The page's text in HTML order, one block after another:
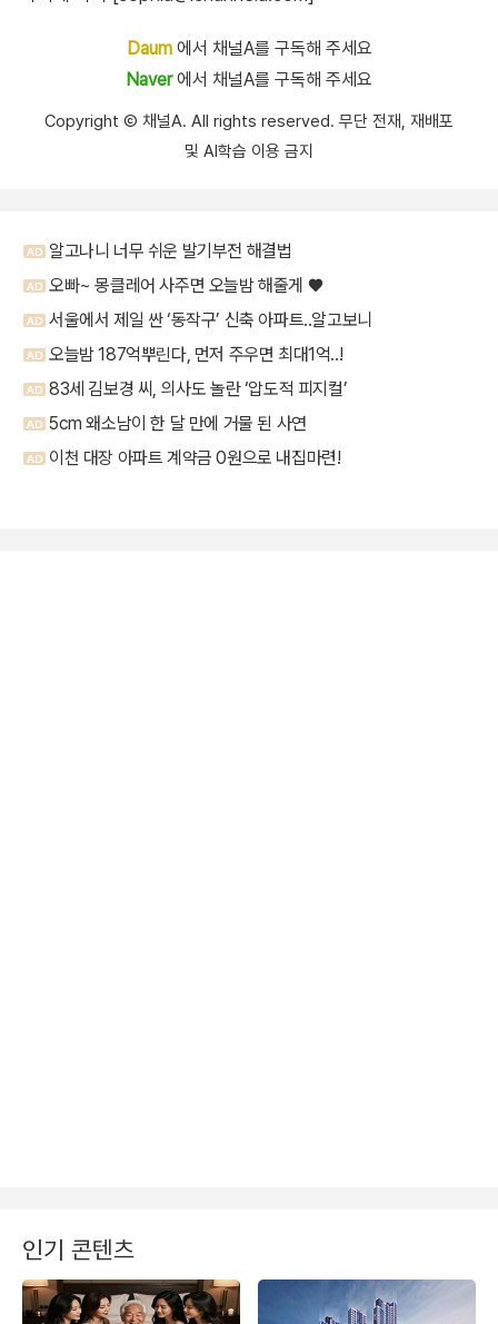
Daum에서 채널A를 구독해 주세요
Naver에서 채널A를 구독해 주세요
Copyright Ⓒ 채널A. All rights reserved. 무단 전재, 재배포
및 AI학습 이용 금지
인기 콘텐츠